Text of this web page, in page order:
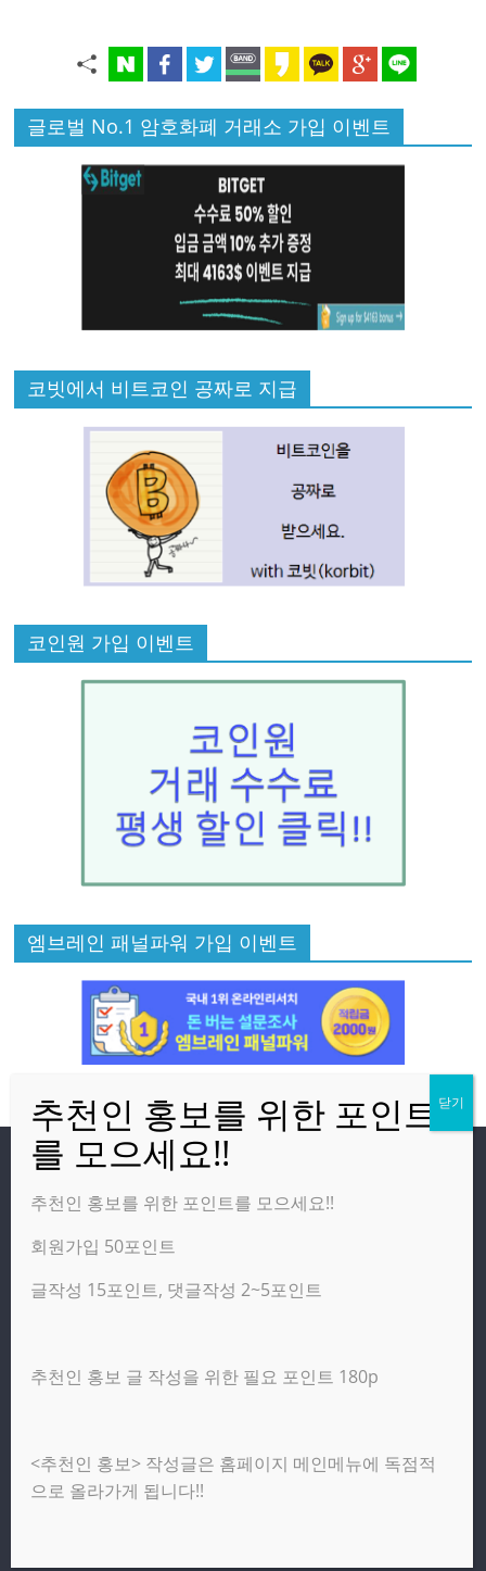
글로벌 No.1 암호화폐 거래소 가입 이벤트
코빗에서 비트코인 공짜로 지급
코인원 가입 이벤트
엠브레인 패널파워 가입 이벤트
방문자
온라인 방문자:3
오늘의 조회수:1,865
광고 제휴 홍보 일반 문의 : apptechgo@naver.com
Copyright © 2026
추천인 홍보를 위한 포인트를 모으세요!!
회원가입 50포인트
글작성 15포인트, 댓글작성 2~5포인트
추천인 홍보 글 작성을 위한 필요 포인트 180p
<추천인 홍보> 작성글은 홈페이지 메인메뉴에 독점적
으로 올라가게 됩니다!!